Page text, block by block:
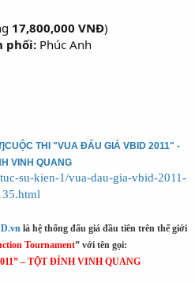
17,800,000 VNĐ)​
phối: Phúc Anh
THI "VUA ĐẤU GIÁ VBID 2011" -
VINH QUANG
su-kien-1/vua-dau-gia-vbid-2011-
là hệ thống đấu giá đầu tiên trên thế giới
Tournament” với tên gọi:
– TỘT ĐỈNH VINH QUANG